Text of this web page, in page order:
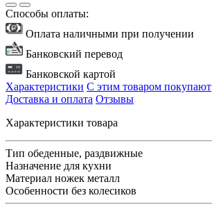
Способы оплаты:
Оплата наличными при получении
Банковский перевод
Банковской картой
Характеристики С этим товаром покупают
Доставка и оплата Отзывы
Характеристики товара
Тип обеденные, раздвижные
Назначение для кухни
Материал ножек металл
Особенности без колесиков